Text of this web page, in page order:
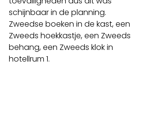
schijnbaar in de planning.
Zweedse boeken in de kast, een
Zweeds hoekkastje, een Zweeds
behang, een Zweeds klok in
hotellrum 1.